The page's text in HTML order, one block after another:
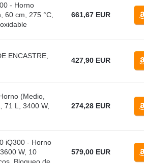
- Horno
60 cm, 275 °C,
661,67 EUR
ENCASTRE,
427,90 EUR
(Medio,
71 L, 3400 W,
274,28 EUR
iQ300 - Horno
W, 10
Bloqueo de...
579,00 EUR